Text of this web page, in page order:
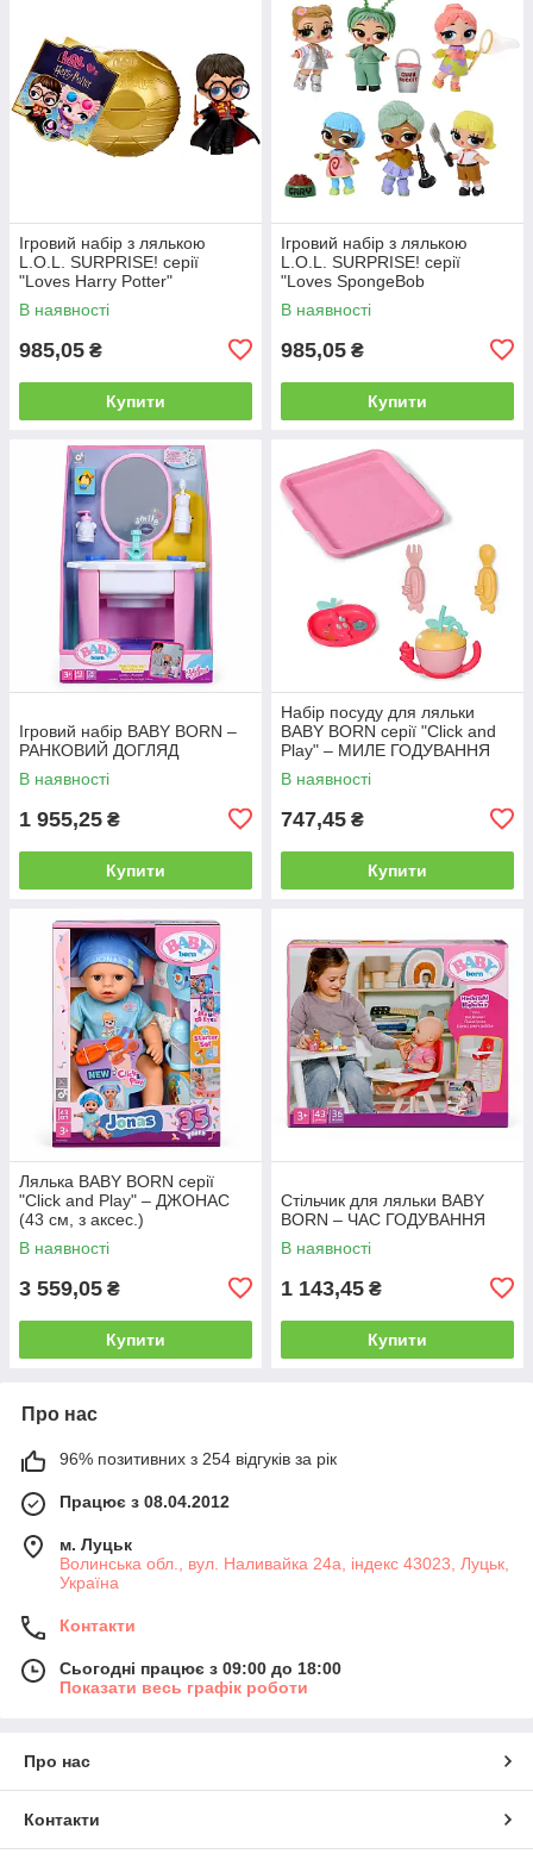
Ігровий набір з лялькою
L.O.L. SURPRISE! серії
"Loves Harry Potter"
В наявності
985,05 ₴
Купити
Ігровий набір з лялькою
L.O.L. SURPRISE! серії
"Loves SpongeBob
SquarePants"
В наявності
985,05 ₴
Купити
Ігровий набір BABY BORN –
РАНКОВИЙ ДОГЛЯД
В наявності
1 955,25 ₴
Купити
Набір посуду для ляльки
BABY BORN серії "Click and
Play" – МИЛЕ ГОДУВАННЯ
В наявності
747,45 ₴
Купити
Лялька BABY BORN серії
"Click and Play" – ДЖОНАС
(43 см, з аксес.)
В наявності
3 559,05 ₴
Купити
Стільчик для ляльки BABY
BORN – ЧАС ГОДУВАННЯ
В наявності
1 143,45 ₴
Купити
Про нас
96% позитивних з 254 відгуків за рік
Працює з 08.04.2012
м. Луцьк
Волинська обл., вул. Наливайка 24а, індекс 43023, Луцьк,
Україна
Контакти
Сьогодні працює з 09:00 до 18:00
Показати весь графік роботи
Про нас
Контакти